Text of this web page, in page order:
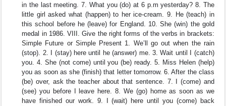
in the last meeting. 7. What you (do) at 6 p.m yesterday? 8. The
little girl asked what (happen) to her ice-cream. 9. He (teach) in
this school before he (leave) for England. 10. She (win) the gold
medal in 1986. VIII. Give the right forms of the verbs in brackets:
Simple Future or Simple Present 1. We’ll go out when the rain
(stop). 2. I (stay) here until he (answer) me. 3. Wait until I (catch)
you. 4. She (not come) until you (be) ready. 5. Miss Helen (help)
you as soon as she (finish) that letter tomorrow. 6. After the class
(be) over, ask the teacher about that sentence. 7. I (come) and
(see) you before I leave here. 8. We (go) home as soon as we
have finished our work. 9. I (wait) here until you (come) back